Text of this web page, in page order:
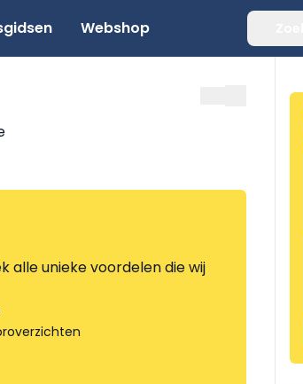
Webshop
alle unieke voordelen die wij